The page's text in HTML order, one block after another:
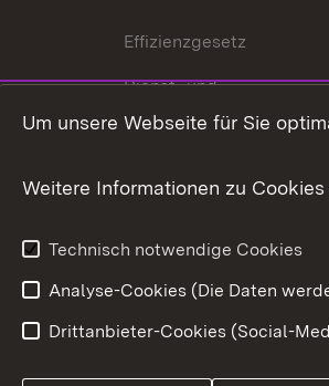
Effizienzgesetz
Dienst- und
Versorgungsbezüge
Weitere
Um unsere Webseite für Sie
Weitere Informationen zu
Technisch notwendige Cookies
Analyse-Cookies (Die Daten
Drittanbieter-Cookies (Social-